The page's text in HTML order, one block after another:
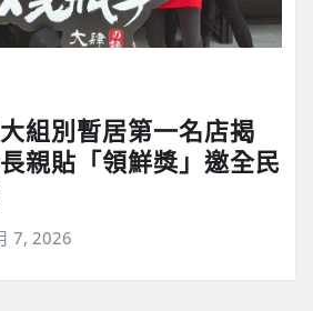
組別暫居第一名店揭
親貼「領鮮獎」邀全民
7, 2026